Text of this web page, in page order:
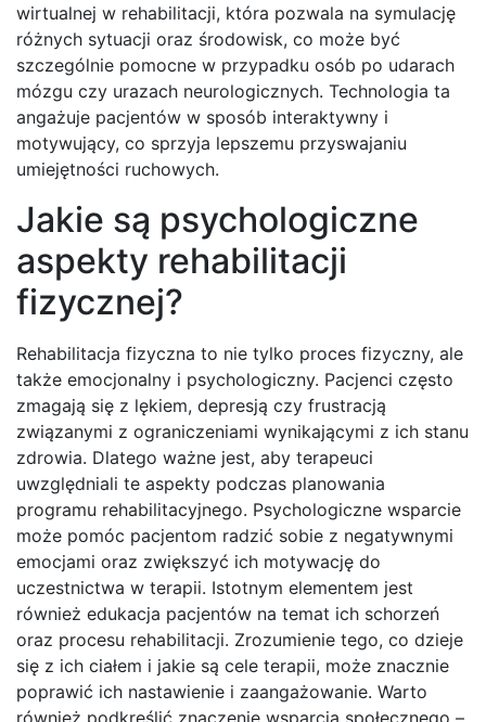
wirtualnej w rehabilitacji, która pozwala na symulację
różnych sytuacji oraz środowisk, co może być
szczególnie pomocne w przypadku osób po udarach
mózgu czy urazach neurologicznych. Technologia ta
angażuje pacjentów w sposób interaktywny i
motywujący, co sprzyja lepszemu przyswajaniu
umiejętności ruchowych.
Jakie są psychologiczne
aspekty rehabilitacji
fizycznej?
Rehabilitacja fizyczna to nie tylko proces fizyczny, ale
także emocjonalny i psychologiczny. Pacjenci często
zmagają się z lękiem, depresją czy frustracją
związanymi z ograniczeniami wynikającymi z ich stanu
zdrowia. Dlatego ważne jest, aby terapeuci
uwzględniali te aspekty podczas planowania
programu rehabilitacyjnego. Psychologiczne wsparcie
może pomóc pacjentom radzić sobie z negatywnymi
emocjami oraz zwiększyć ich motywację do
uczestnictwa w terapii. Istotnym elementem jest
również edukacja pacjentów na temat ich schorzeń
oraz procesu rehabilitacji. Zrozumienie tego, co dzieje
się z ich ciałem i jakie są cele terapii, może znacznie
poprawić ich nastawienie i zaangażowanie. Warto